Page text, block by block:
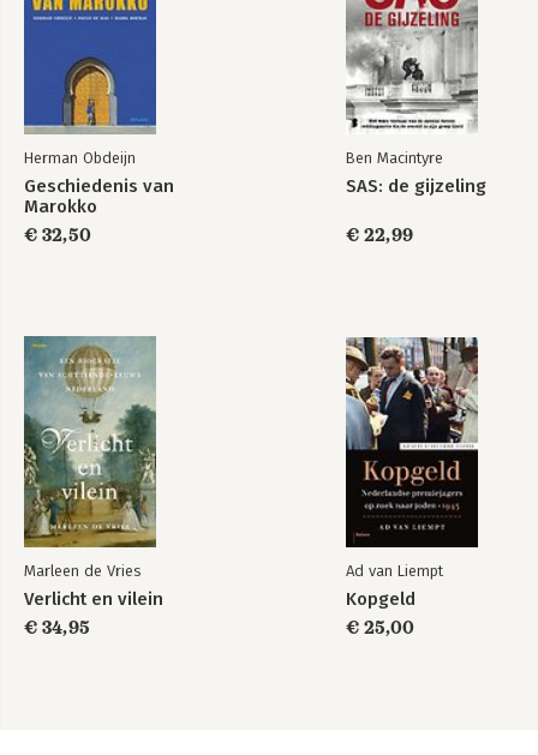
Herman Obdeijn
Geschiedenis van
Marokko
€ 32,50
Ben Macintyre
SAS: de gijzeling
€ 22,99
Marleen de Vries
Verlicht en vilein
€ 34,95
Ad van Liempt
Kopgeld
€ 25,00